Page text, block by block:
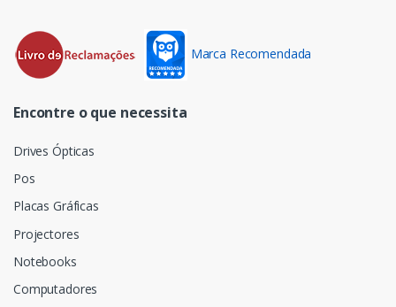
Marca Recomendada
Encontre o que necessita
Drives Ópticas
Pos
Placas Gráficas
Projectores
Notebooks
Computadores